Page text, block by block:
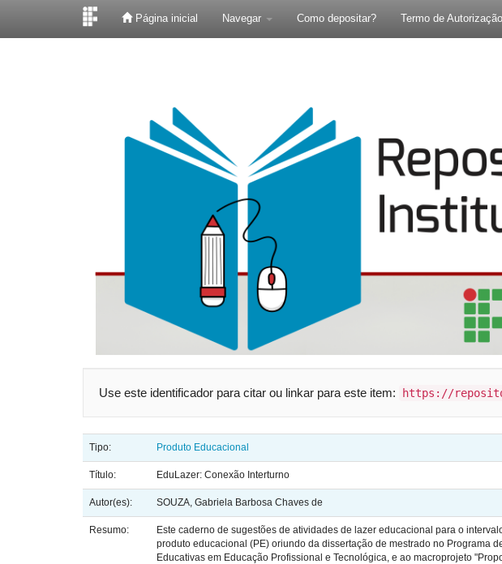
Página inicial Navegar Como depositar? Termo de Autorização
Use este identificador para citar ou linkar para este item: https://
Tipo: Produto Educacional
Título: EduLazer: Conexão Interturno
Autor(es): SOUZA, Gabriela Barbosa Chaves de
Resumo:
Este caderno de sugestões de atividades de lazer educacional para o
produto educacional (PE) oriundo da dissertação de mestrado no Programa
Educativas em Educação Profissional e Tecnológica, e ao macroprojeto